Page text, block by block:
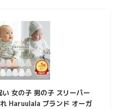
い 女の子 男の子 スリーパー
Haruulala ブランド オーガ